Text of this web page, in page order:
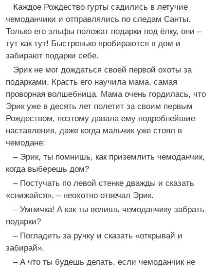
Каждое Рождество гурты садились в летучие
чемоданчики и отправлялись по следам Санты.
Только его эльфы положат подарки под ёлку, они –
тут как тут! Быстренько пробираются в дом и
забирают подарки себе.
Эрик не мог дождаться своей первой охоты за
подарками. Красть его научила мама, самая
проворная волшебница. Мама очень гордилась, что
Эрик уже в десять лет полетит за своим первым
Рождеством, поэтому давала ему подробнейшие
наставления, даже когда мальчик уже стоял в
чемодане:
– Эрик, ты помнишь, как приземлить чемоданчик,
когда выберешь дом?
– Постучать по левой стенке дважды и сказать
«снижайся», – неохотно отвечал Эрик.
– Умничка! А как ты велишь чемоданчику забрать
подарки?
– Погладить за ручку и сказать «открывай и
забирай».
– А что ты будешь делать, если чемоданчик не